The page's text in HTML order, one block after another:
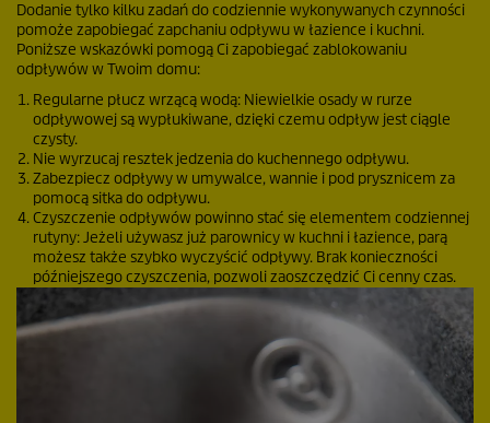
Dodanie tylko kilku zadań do codziennie wykonywanych czynności
pomoże zapobiegać zapchaniu odpływu w łazience i kuchni.
Poniższe wskazówki pomogą Ci zapobiegać zablokowaniu
odpływów w Twoim domu:
Regularne płucz wrzącą wodą: Niewielkie osady w rurze
odpływowej są wypłukiwane, dzięki czemu odpływ jest ciągle
czysty.
Nie wyrzucaj resztek jedzenia do kuchennego odpływu.
Zabezpiecz odpływy w umywalce, wannie i pod prysznicem za
pomocą sitka do odpływu.
Czyszczenie odpływów powinno stać się elementem codziennej
rutyny: Jeżeli używasz już parownicy w kuchni i łazience, parą
możesz także szybko wyczyścić odpływy. Brak konieczności
późniejszego czyszczenia, pozwoli zaoszczędzić Ci cenny czas.